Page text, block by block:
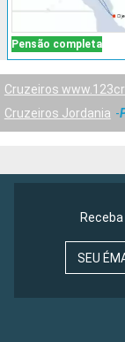
Pensão completa
Cruzeiros
Cruzeiros Jordania
SEU